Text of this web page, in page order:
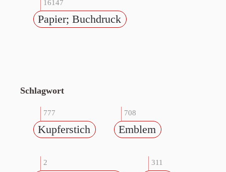
16147
Papier; Buchdruck
Schlagwort
777
Kupferstich
708
Emblem
2 311